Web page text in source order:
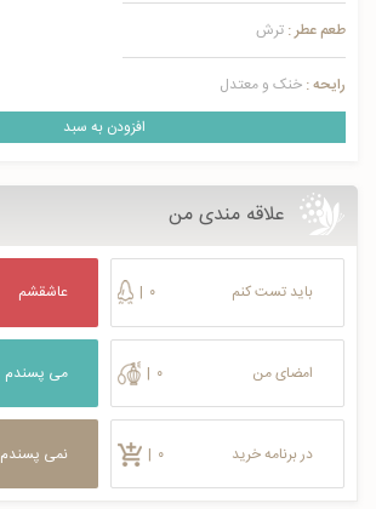
طعم عطر : ترش
رایحه : خنک و معتدل
افزودن به سبد
علاقه مندی من
باید تست کنم | ۰
امضای من | ۰
در برنامه خرید | ۰
عاشقشم
می پسندم
نمی پسندم